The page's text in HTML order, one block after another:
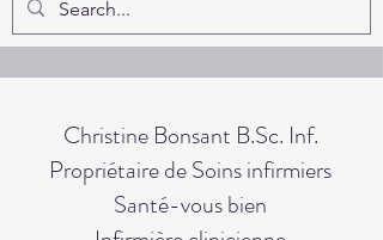
Christine Bonsant B.Sc. Inf.
Propriétaire de Soins infirmiers
Santé-vous bien